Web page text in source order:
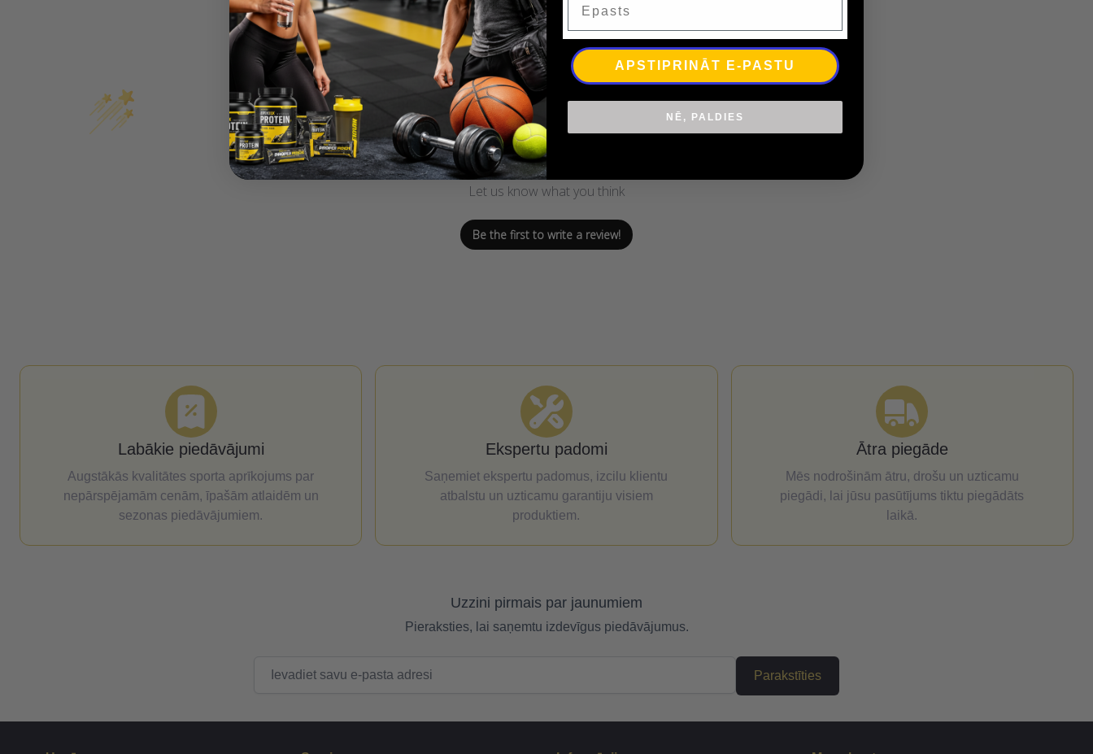
Customer Reviews
We’re looking for stars!
Let us know what you think
Be the first to write a review!
Labākie piedāvājumi
Augstākās kvalitātes sporta aprīkojums par
nepārspējamām cenām, īpašām atlaidēm un
sezonas piedāvājumiem.
Ekspertu padomi
Saņemiet ekspertu padomus, izcilu klientu
atbalstu un uzticamu garantiju visiem
produktiem.
Ātra piegāde
Mēs nodrošinām ātru, drošu un uzticamu
piegādi, lai jūsu pasūtījums tiktu piegādāts
laikā.
Uzzini pirmais par jaunumiem
Pieraksties, lai saņemtu izdevīgus piedāvājumus.
Parakstīties
APSTIPRINĀT E-PASTU
NĒ, PALDIES